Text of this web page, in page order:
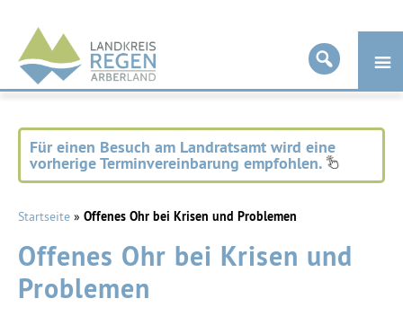
Landkreis
Regen
Für einen Besuch am Landratsamt wird eine
vorherige Terminvereinbarung empfohlen.
Startseite » Offenes Ohr bei Krisen und Problemen
Offenes Ohr bei Krisen und
Problemen